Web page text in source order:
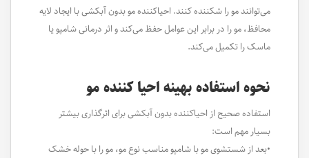
می‌توانند مو را شکننده کنند. احیاکننده مو بدون آبکشی با ایجاد لایه
محافظ، مو را در برابر این عوامل حفظ می‌کند و اثر درمانی شامپو یا
ماسک را تکمیل می‌کند.
نحوه استفاده بهینه احیا کننده مو
استفاده صحیح از احیاکننده بدون آبکشی برای اثرگذاری بیشتر
بسیار مهم است:
•بعد از شستشوی مو با شامپو مناسب نوع مو، مو را با حوله خشک